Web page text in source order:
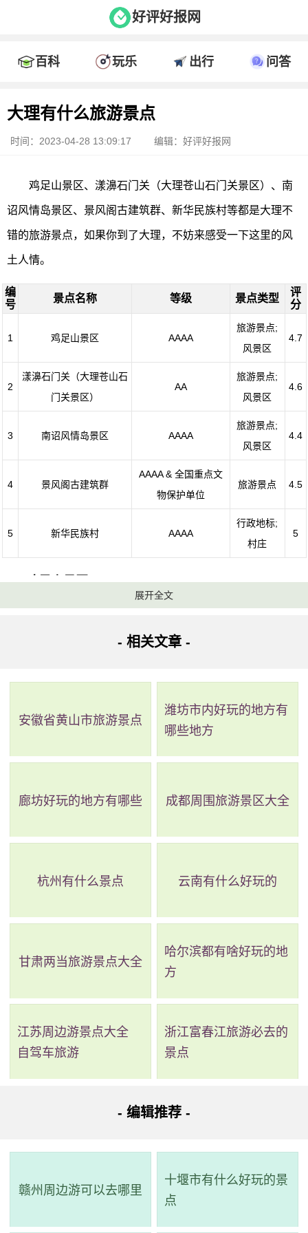
好评好报网
百科 玩乐 出行 问答
大理有什么旅游景点
时间：2023-04-28 13:09:17 编辑：好评好报网
鸡足山景区、漾濞石门关（大理苍山石门关景区）、南
诏风情岛景区、景风阁古建筑群、新华民族村等都是大理不
错的旅游景点，如果你到了大理，不妨来感受一下这里的风
土人情。
编
号
景点名称 等级 景点类型
评
分
1 鸡足山景区 AAAA
旅游景点;
风景区
4.7
2
漾濞石门关（大理苍山石
门关景区）
AA
旅游景点;
风景区
4.6
3 南诏风情岛景区 AAAA
旅游景点;
风景区
4.4
4 景风阁古建筑群
AAAA & 全国重点文
物保护单位
旅游景点 4.5
5 新华民族村 AAAA
行政地标;
村庄
5
1、鸡足山景区
电话：(0872)7350020,(0872)7350488
地址：大理白族自治州宾川县鸡足山镇
鸡足山是国家AAAA级风景名胜区，位于云南省大理白族
自治州宾川县，距离古城大理86公里。景区包括佛事朝拜、
观光旅游、科普科考等多个活动，展示了丰富的佛教文化和
生态景观。鸡足山最高峰天柱峰海拔3248米，气候温暖湿
系。山顶终年云雾缭绕，原始生态得到完好保护。如果您想
2、漾濞石门关（大理苍山石门关景区）
石门关景区位于云南大理州漾濞县，苍山龙泉峰和玉局
峰的西麓。该景区由两座高巨峡谷组成，形如一个石门。在
展开全文
- 相关文章 -
安徽省黄山市旅游景点
潍坊市内好玩的地方有
哪些地方
廊坊好玩的地方有哪些 成都周围旅游景区大全
杭州有什么景点 云南有什么好玩的
甘肃两当旅游景点大全
哈尔滨都有啥好玩的地
方
江苏周边游景点大全
自驾车旅游
浙江富春江旅游必去的
景点
- 编辑推荐 -
赣州周边游可以去哪里
十堰市有什么好玩的景
点